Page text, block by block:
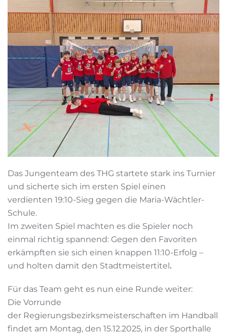
Das Jungenteam des THG startete stark ins Turnier
und sicherte sich im ersten Spiel einen
verdienten 19:10-Sieg gegen die Maria-Wächtler-
Schule.
Im zweiten Spiel machten es die Spieler noch
einmal richtig spannend: Gegen den Favoriten
erkämpften sie sich einen knappen 11:10-Erfolg –
und holten damit den Stadtmeistertitel.
Für das Team geht es nun eine Runde weiter:
Die Vorrunde
der Regierungsbezirksmeisterschaften im Handball
findet am Montag, den 15.12.2025, in der Sporthalle